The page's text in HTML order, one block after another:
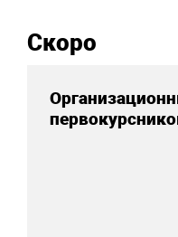
Скоро